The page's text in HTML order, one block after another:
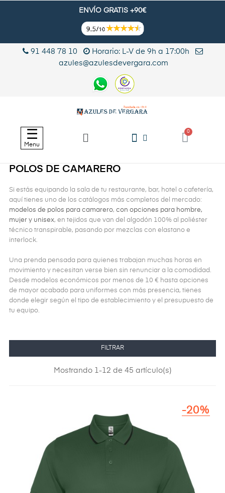
ENVÍO GRATIS +90€
91 448 78 10
Horario: L-V de 9h a 17:00h
azules@azulesdevergara.com
Navegación
de
palanca
☰
Menu
POLOS DE CAMARERO
Si estás equipando la sala de tu restaurante, bar, hotel o cafetería,
aquí tienes uno de los catálogos más completos del mercado:
modelos de polos para camarero, con opciones para hombre,
mujer y unisex, en tejidos que van del algodón 100% al poliéster
técnico transpirable, pasando por mezclas con elastano e
interlock.
Una prenda pensada para quienes trabajan muchas horas en
movimiento y necesitan verse bien sin renunciar a la comodidad.
Desde modelos económicos por menos de 10 € hasta opciones
de mayor acabado para uniformes con más presencia, tienes
donde elegir según el tipo de establecimiento y el presupuesto de
tu equipo.
FILTRAR
Mostrando 1-12 de 45 artículo(s)
-20%